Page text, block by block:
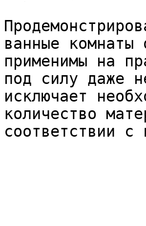
ванные комнаты
применимы на
под силу даже
исключает
количество
соответствии с